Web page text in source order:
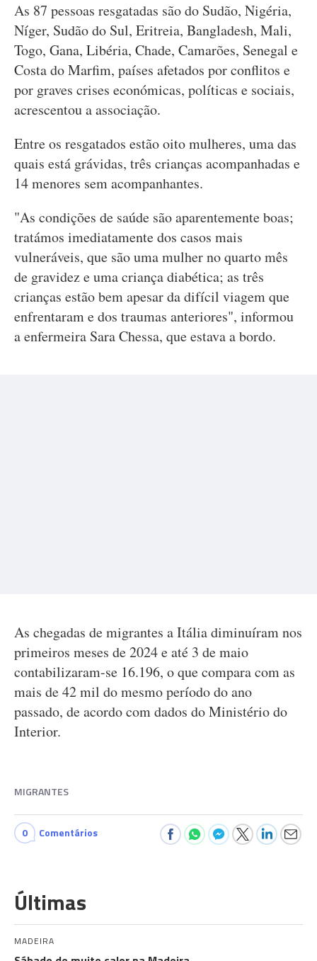
As 87 pessoas resgatadas são do Sudão, Nigéria,
Níger, Sudão do Sul, Eritreia, Bangladesh, Mali,
Togo, Gana, Libéria, Chade, Camarões, Senegal e
Costa do Marfim, países afetados por conflitos e
por graves crises económicas, políticas e sociais,
acrescentou a associação.
Entre os resgatados estão oito mulheres, uma das
quais está grávidas, três crianças acompanhadas e
14 menores sem acompanhantes.
"As condições de saúde são aparentemente boas;
tratámos imediatamente dos casos mais
vulneráveis, que são uma mulher no quarto mês
de gravidez e uma criança diabética; as três
crianças estão bem apesar da difícil viagem que
enfrentaram e dos traumas anteriores", informou
a enfermeira Sara Chessa, que estava a bordo.
As chegadas de migrantes a Itália diminuíram nos
primeiros meses de 2024 e até 3 de maio
contabilizaram-se 16.196, o que compara com as
mais de 42 mil do mesmo período do ano
passado, de acordo com dados do Ministério do
Interior.
MIGRANTES
0 Comentários
Últimas
MADEIRA